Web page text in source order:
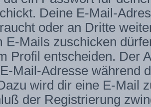
Deine E-Mail-
oder an Dritte
E-Mails zuschicken
Profil entscheiden. Der
Mail-Adresse während
wird dir eine E-Mail
der Registrierung